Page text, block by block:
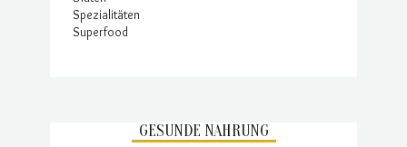
Spezialitäten
Superfood
GESUNDE NAHRUNG